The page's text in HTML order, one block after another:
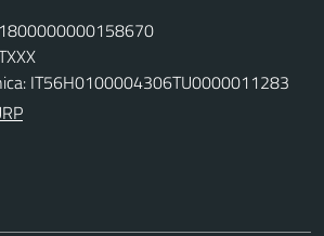
IT56H0100004306TU0000011283